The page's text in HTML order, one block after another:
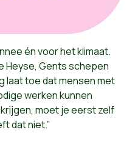
én voor het klimaat.
Heyse, Gents schepen
laat toe dat mensen met
werken kunnen
moet je eerst zelf
dat niet.”